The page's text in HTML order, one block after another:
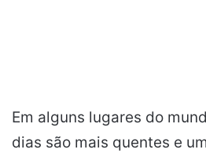
Em alguns lugares do
dias são mais quentes e